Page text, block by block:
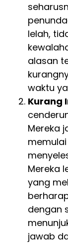
lelah,
alasan
waktu
Kurang
Mereka
Mereka
yang
dengan
jawab